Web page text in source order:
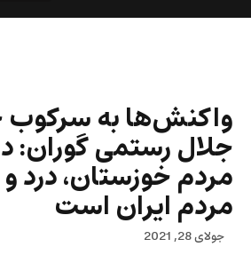
واکنش‌ها به سرکوب
جلال رستمی گوران:
مردم خوزستان، درد
مردم ایران است
جولای 28, 2021